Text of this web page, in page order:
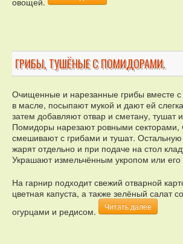
ГРИБЫ, ТУШЁНЫЕ С ПОМИДОРАМИ.
Очищенные и нарезанные грибы вместе
в масле, посыпают мукой и дают ей
затем добавляют отвар и сметану, тушат
Помидоры нарезают ровными секторами,
смешивают с грибами и тушат.
жарят отдельно и при подаче на стол
Украшают измельчённым укропом или его
На гарнир подходит свежий отварной
цветная капуста, а также зелёный салат
огурцами и редисом.
Читать далее